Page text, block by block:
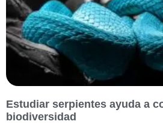
Estudiar serpientes ayuda a
biodiversidad